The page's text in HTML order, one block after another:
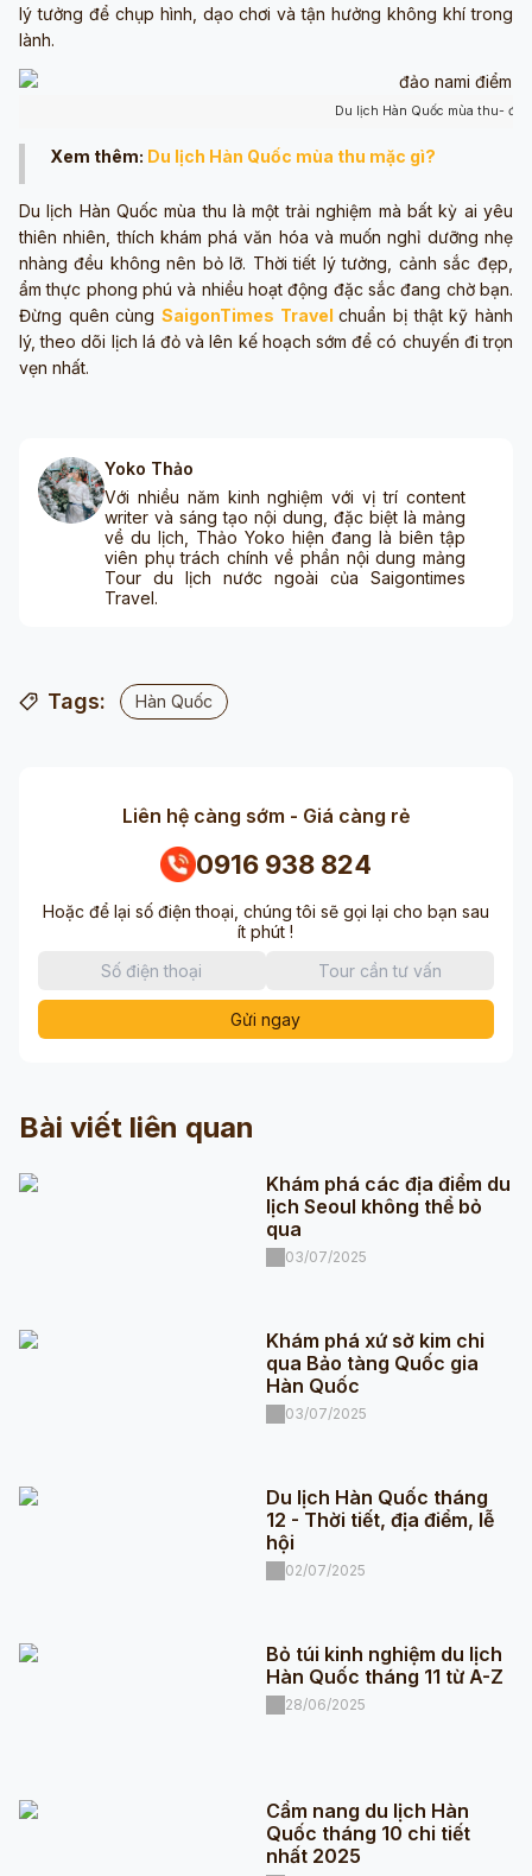
lý tưởng để chụp hình, dạo chơi và tận hưởng không khí trong
lành.
Du lịch Hàn Quốc mùa thu-
Xem thêm: Du lịch Hàn Quốc mùa thu mặc gì?
Du lịch Hàn Quốc mùa thu là một trải nghiệm mà bất kỳ ai yêu
thiên nhiên, thích khám phá văn hóa và muốn nghỉ dưỡng nhẹ
nhàng đều không nên bỏ lỡ. Thời tiết lý tưởng, cảnh sắc đẹp,
ẩm thực phong phú và nhiều hoạt động đặc sắc đang chờ bạn.
Đừng quên cùng SaigonTimes Travelchuẩn bị thật kỹ hành
lý, theo dõi lịch lá đỏ và lên kế hoạch sớm để có chuyến đi trọn
vẹn nhất.
Yoko Thảo
Với nhiều năm kinh nghiệm với vị trí content
writer và sáng tạo nội dung, đặc biệt là mảng
về du lịch, Thảo Yoko hiện đang là biên tập
viên phụ trách chính về phần nội dung mảng
Tour du lịch nước ngoài của Saigontimes
Travel.
Tags: Hàn Quốc
Liên hệ càng sớm - Giá càng rẻ
0916 938 824
Hoặc để lại số điện thoại, chúng tôi sẽ gọi lại cho bạn sau
ít phút !
Gửi ngay
Bài viết liên quan
Khám phá các địa điểm du
lịch Seoul không thể bỏ
qua
03/07/2025
Khám phá xứ sở kim chi
qua Bảo tàng Quốc gia
Hàn Quốc
03/07/2025
Du lịch Hàn Quốc tháng
12 - Thời tiết, địa điểm, lễ
hội
02/07/2025
Bỏ túi kinh nghiệm du lịch
Hàn Quốc tháng 11 từ A-Z
28/06/2025
Cẩm nang du lịch Hàn
Quốc tháng 10 chi tiết
nhất 2025